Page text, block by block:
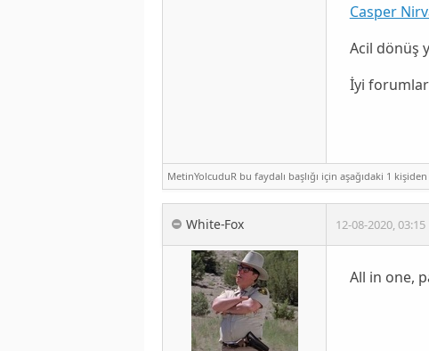
Casper
Acil dönüş
İyi
MetinYolcuduR bu faydalı başlığı için aşağıdaki 1 kişiden
White-Fox 12-08-2020,03:15
All in one,